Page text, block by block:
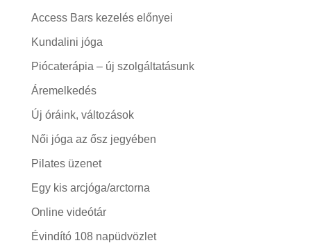
Access Bars kezelés előnyei
Kundalini jóga
Piócaterápia – új szolgáltatásunk
Áremelkedés
Új óráink, változások
Női jóga az ősz jegyében
Pilates üzenet
Egy kis arcjóga/arctorna
Online videótár
Évindító 108 napüdvözlet